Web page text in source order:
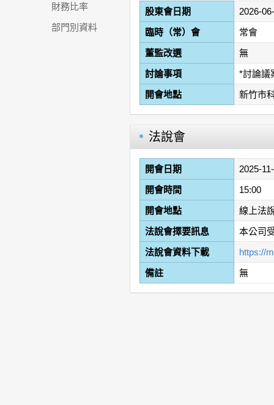
財務比率
部門別資料
股東會日期
2026-
臨時（常）會
常會
董監改選
無
討論事項
*討論議
開會地點
新竹市
法說會
開會日期
2025-
開會時間
15:00
開會地點
線上法
法說會擇要訊息
本公司
法說會資料下載
https://
備註
無